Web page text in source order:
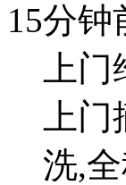
15分钟
上
上
洗,